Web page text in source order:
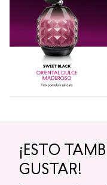
¡ESTO
GUSTAR!